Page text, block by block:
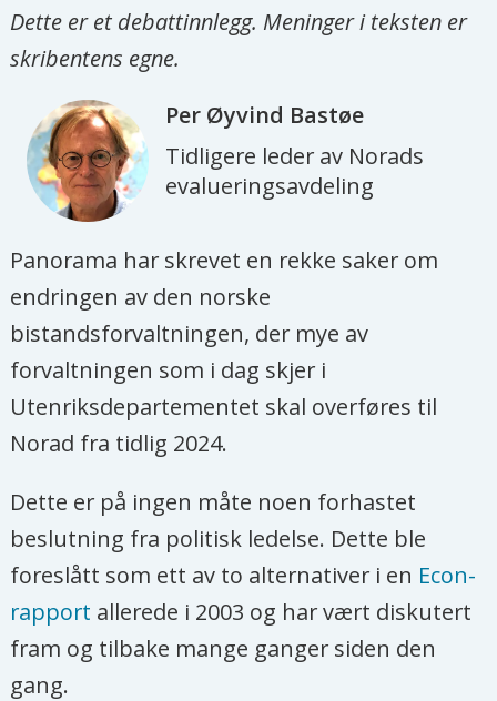
Dette er et debattinnlegg. Meninger i teksten er
skribentens egne.
Per Øyvind Bastøe
Tidligere leder av Norads
evalueringsavdeling
Panorama har skrevet en rekke saker om
endringen av den norske
bistandsforvaltningen, der mye av
forvaltningen som i dag skjer i
Utenriksdepartementet skal overføres til
Norad fra tidlig 2024.
Dette er på ingen måte noen forhastet
beslutning fra politisk ledelse. Dette ble
foreslått som ett av to alternativer i en Econ-
rapport allerede i 2003 og har vært diskutert
fram og tilbake mange ganger siden den
gang.